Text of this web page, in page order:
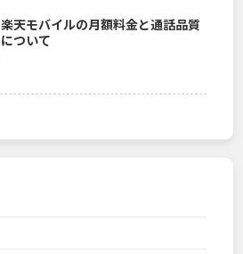
楽天モバイルの月額料金と通話品質
について